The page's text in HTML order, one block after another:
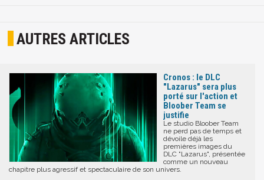
AUTRES ARTICLES
Cronos : le DLC
"Lazarus" sera plus
porté sur l'action et
Bloober Team se
justifie
Le studio Bloober Team
ne perd pas de temps et
dévoile déjà les
premières images du
DLC "Lazarus", présentée
comme un nouveau
chapitre plus agressif et spectaculaire de son univers.